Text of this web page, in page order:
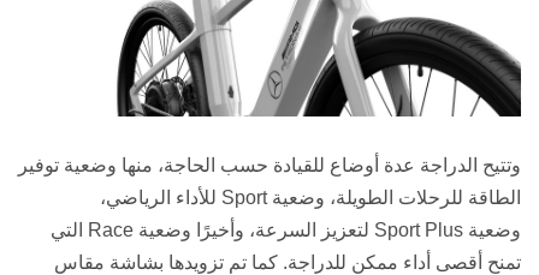
وتتيح الدراجة عدة أوضاع للقيادة حسب الحاجة، منها وضعية توفير
الطاقة للرحلات الطويلة، وضعية Sport
للأداء الرياضي،
وضعية
لتعزيز السرعة، وأخيرًا وضعية
التي
تمنح أقصى أداء ممكن للدراجة. كما تم تزويدها بشاشة مقاس